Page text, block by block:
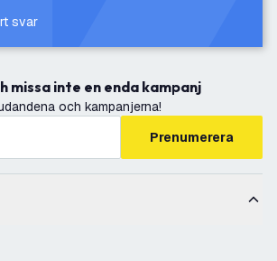
svar
missa inte en enda kampanj
och kampanjerna!
Prenumerera